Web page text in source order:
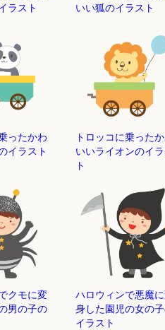
ラスト
いい狐のイラスト
ったかわ
イラスト
トロッコに乗った
いいライオンのイラ
ト
クモに変
男の子の
ハロウィンで悪魔
身した園児の女の
イラスト